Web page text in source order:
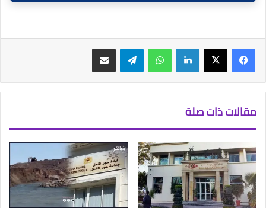
فيسبوك‫X لينكدإن واتساب تيلقرام مشاركة عبر البريد
مقالات ذات صلة